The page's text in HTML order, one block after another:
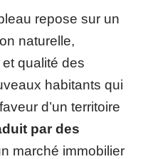
repose sur un
naturelle,
qualité des
habitants qui
d’un territoire
par des
marché immobilier